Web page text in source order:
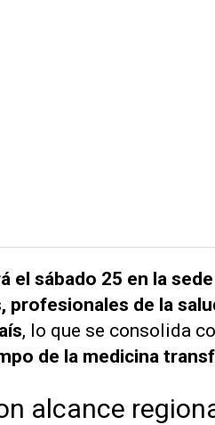
el sábado 25 en la
profesionales de la
, lo que se consolida
de la medicina
alcance